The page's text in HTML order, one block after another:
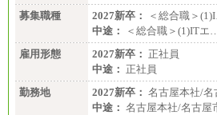
募集職種
2027新卒：
＜総合職＞
中途：
＜総合職＞(1)ITエ
雇用形態
2027新卒： 正社員
中途： 正社員
勤務地
2027新卒： 名古屋本社/
中途： 名古屋本社/名古